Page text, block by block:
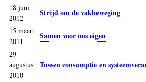
18 juni
2012
Strijd om de vakbeweging
15 maart
2011
Samen voor ons eigen
29
augustus
2010
Tussen consumptie en